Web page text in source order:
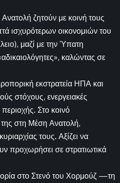
ζητούν με κοινή τους
ισχυρότερων οικονομιών του
μαζί με την Ύπατη
καλώντας σε
εκστρατεία ΗΠΑ και
στόχους, ενεργειακές
Στο κοινό
της στη Μέση Ανατολή,
τους. Αξίζει να
προχωρήσει σε στρατιωτικά
στο Στενό του Χορμούζ —τη